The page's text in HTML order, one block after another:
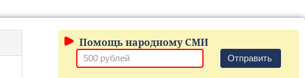
Помощь народному СМИ
Отправить